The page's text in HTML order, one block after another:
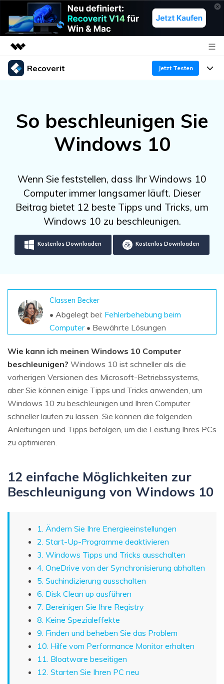
Top-Produkte
Überblick
Lösungen
Über uns
Support
Recoverit Jetzt Testen
Recoverit für Windows
KI
Ein führendes Tool zur Datenrettung für Windows
Recoverit für Mac
KI
wiederherstellen
wiederherstellen
Kostenlos Testen
Weitere Produkte
Repairit - Datenreparatur
UBackit - Datensicherung
Funktionen
Wiederherstellung von Laufwerken
Exklusive Wiederherstellungsl?sungen Neu
Dokumente wiederherstellen
Datenverlust-Szenarien
Experte für Datenrettung
Kundengeschichten
Aktuelles Thema
Guide
DOWNLOAD Sign In
So beschleunigen Sie
Windows 10
Wenn Sie feststellen, dass Ihr Windows 10
Computer immer langsamer läuft. Dieser
Beitrag bietet 12 beste Tipps und Tricks, um
Windows 10 zu beschleunigen.
Kostenlos Downloaden Kostenlos Downloaden
Classen Becker
• Abgelegt bei: Fehlerbehebung beim
Computer• Bewährte Lösungen
Wie kann ich meinen Windows 10 Computer
beschleunigen? Windows 10 ist schneller als die
vorherigen Versionen des Microsoft-Betriebssystems,
aber Sie können einige Tipps und Tricks anwenden, um
Windows 10 zu beschleunigen und Ihren Computer
schneller laufen zu lassen. Sie können die folgenden
Anleitungen und Tipps befolgen, um die Leistung Ihres PCs
zu optimieren.
12 einfache Möglichkeiten zur
Beschleunigung von Windows 10
1. Ändern Sie Ihre Energieeinstellungen
2. Start-Up-Programme deaktivieren
3. Windows Tipps und Tricks ausschalten
4. OneDrive von der Synchronisierung abhalten
5. Suchindizierung ausschalten
6. Disk Clean up ausführen
7. Bereinigen Sie Ihre Registry
8. Keine Spezialeffekte
9. Finden und beheben Sie das Problem
10. Hilfe vom Performance Monitor erhalten
11. Bloatware beseitigen
12. Starten Sie Ihren PC neu